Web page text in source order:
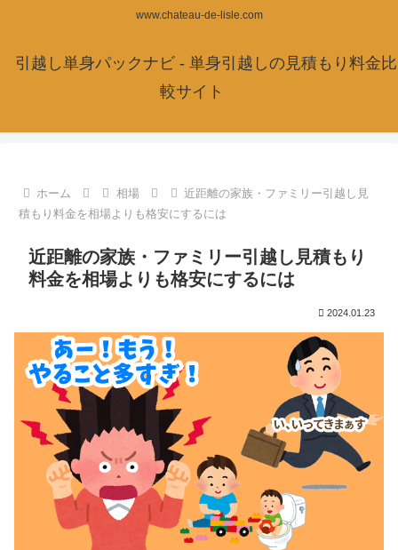
www.chateau-de-lisle.com
引越し単身パックナビ - 単身引越しの見積もり料金比
較サイト
ホーム 相場
近距離の家族・ファミリー引越し見
積もり料金を相場よりも格安にするには
近距離の家族・ファミリー引越し見積もり
料金を相場よりも格安にするには
2024.01.23